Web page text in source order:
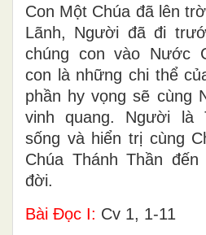
Con Một Chúa đã lên
Lãnh, Người đã đi
chúng con vào Nước
con là những chi thể
phần hy vọng sẽ cùng
vinh quang. Người là
sống và hiển trị cùng
Chúa Thánh Thần
đời.
Bài Ðọc I: Cv 1, 1-11